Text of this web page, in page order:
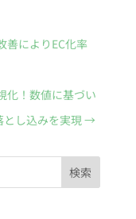
善によりEC化率
化！数値に基づい
し込みを実現 →
検索